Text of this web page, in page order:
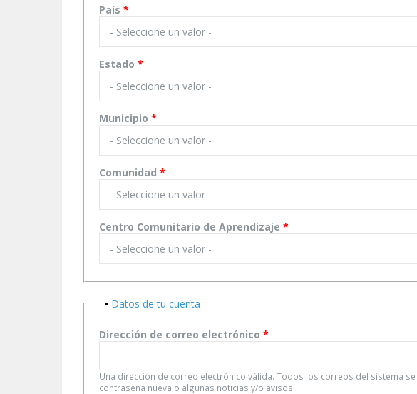
País *
Estado *
Municipio *
Comunidad *
Centro Comunitario de Aprendizaje *
Ocultar
Datos de tu cuenta
Dirección de correo electrónico *
Una dirección de correo electrónico válida. Todos los correos del sistema
contraseña nueva o algunas noticias y/o avisos.